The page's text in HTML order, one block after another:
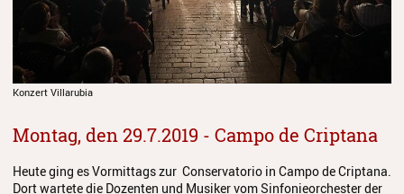
Konzert Villarubia
Montag, den 29.7.2019 - Campo de Criptana
Heute ging es Vormittags zur Conservatorio in Campo de Criptana.
Dort wartete die Dozenten und Musiker vom Sinfonieorchester der